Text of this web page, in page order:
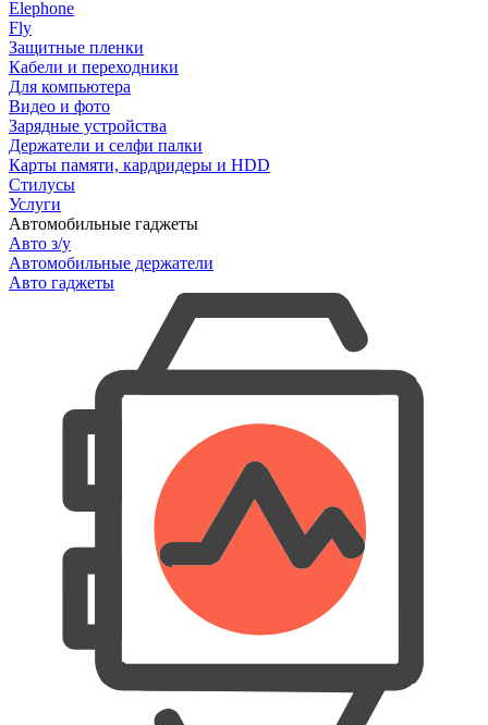
Elephone
Fly
Защитные пленки
Кабели и переходники
Для компьютера
Видео и фото
Зарядные устройства
Держатели и селфи палки
Карты памяти, кардридеры и HDD
Стилусы
Услуги
Автомобильные гаджеты
Авто з/у
Автомобильные держатели
Авто гаджеты